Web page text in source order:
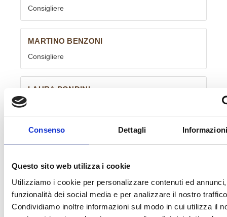
Consenso Dettagli
Questo sito web utilizza i cookie
Utilizziamo i cookie per personalizzare contenuti ed
funzionalità dei social media e per analizzare il nostro
Condividiamo inoltre informazioni sul modo in cui utilizza il
Consigliere
MARTINO BENZONI
Consigliere
LAURA PONDINI
ACHILLE SAVINI